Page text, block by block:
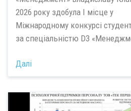
2026 року здобула І місце у
Міжнародному конкурсі
за спеціальністю D3
Далі